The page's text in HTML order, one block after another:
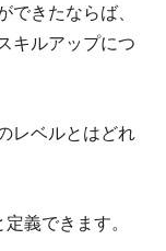
きたならば、
キルアップにつ
レベルとはどれ
義できます。